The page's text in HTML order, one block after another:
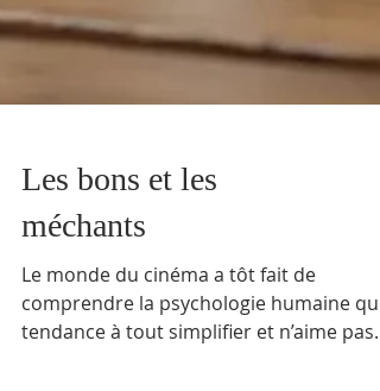
Les bons et les
méchants
Le monde du cinéma a tôt fait de
comprendre la psychologie humaine qui